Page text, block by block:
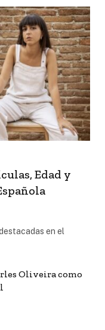
Edad y
en el
Oliveira como